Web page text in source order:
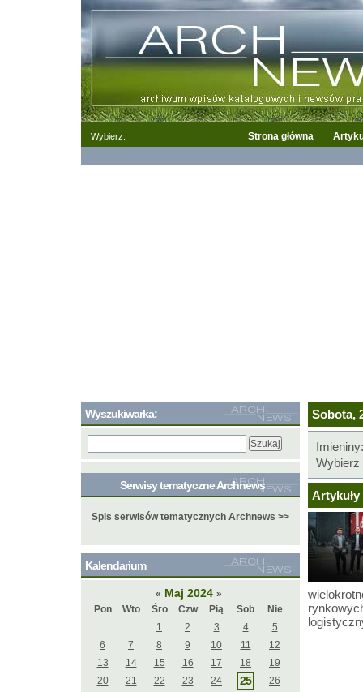
Wybierz: Strona główna
Sobota,
Wybierz
Wyszukiwarka:
Serwisy tematyczne Archnews
Spis serwisów tematycznych Archnews >>
Kalendarium
« Maj 2024 »
Pon
Wto Śro Czw Pią Sob
Nie
1
2 3 4
5
6
7 8 9 10 11
12
13
14 15 16 17 18
19
20
21 22 23 24 25
26